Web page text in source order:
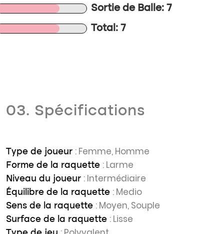
Sortie de Balle: 7
Total: 7
03. Spécifications
Type de joueur : Femme, Homme
Forme de la raquette : Larme
Niveau du joueur : Intermédiaire
Équilibre de la raquette : Medio
Sens de la raquette : Moyen, Souple
Surface de la raquette : Lisse